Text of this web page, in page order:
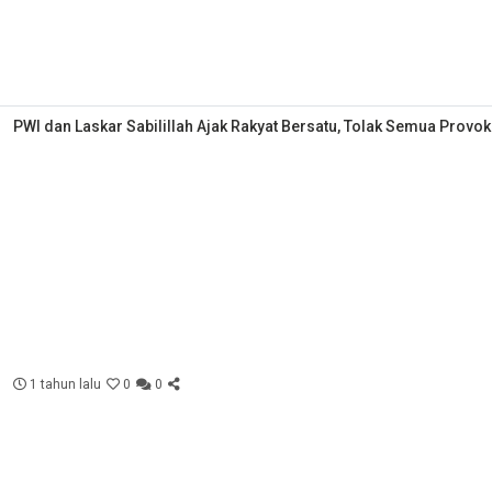
PWI dan Laskar Sabilillah Ajak Rakyat Bersatu, Tolak Semua
1 tahun lalu 0 0